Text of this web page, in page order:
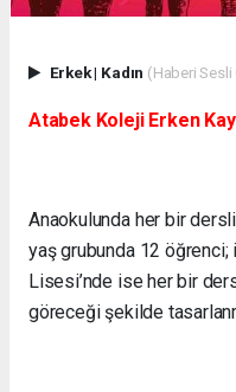
Erkek| Kadın (Haberi Sesli
Atabek Koleji Erken
Anaokulunda her bir
yaş grubunda 12
Lisesi’nde ise her bir
göreceği şekilde